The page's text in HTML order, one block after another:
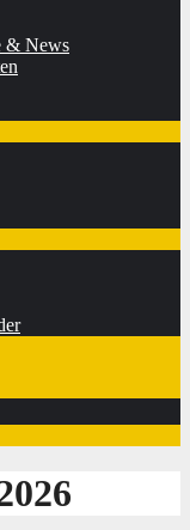
& News